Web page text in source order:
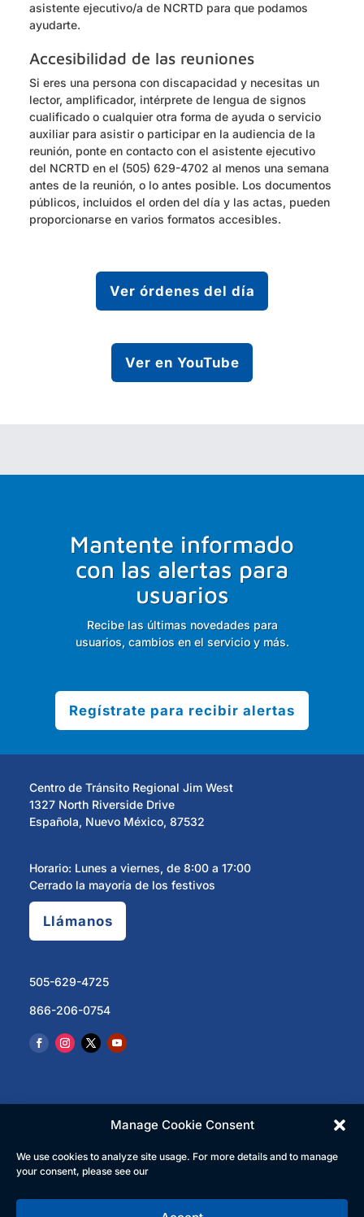
Manage Cookie Consent
We use cookies to analyze site usage. For more details and to manage
your consent, please see our
asistente ejecutivo/a de NCRTD para que podamos
ayudarte.
Accesibilidad de las reuniones
Si eres una persona con discapacidad y necesitas un
lector, amplificador, intérprete de lengua de signos
cualificado o cualquier otra forma de ayuda o servicio
auxiliar para asistir o participar en la audiencia de la
reunión, ponte en contacto con el asistente ejecutivo
del NCRTD en el (505) 629-4702 al menos una semana
antes de la reunión, o lo antes posible. Los documentos
públicos, incluidos el orden del día y las actas, pueden
proporcionarse en varios formatos accesibles.
Ver órdenes del día
Ver en YouTube
Mantente informado
con las alertas para
usuarios
Recibe las últimas novedades para
usuarios, cambios en el servicio y más.
Regístrate para recibir alertas
Centro de Tránsito Regional Jim West
1327 North Riverside Drive
Española, Nuevo México, 87532
Horario: Lunes a viernes, de 8:00 a 17:00
Cerrado la mayoría de los festivos
Llámanos
505-629-4725
866-206-0754
© 2023 North Central Regional Transit District | Todos
los derechos reservados